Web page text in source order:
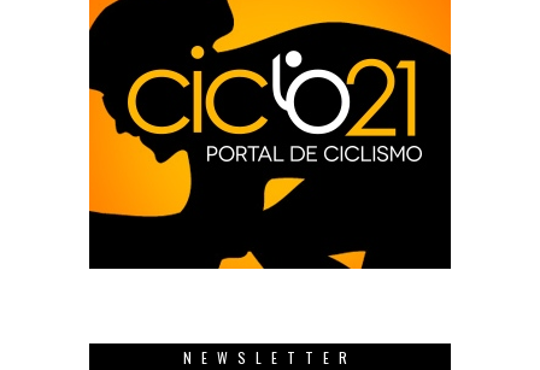
NEWSLETTER